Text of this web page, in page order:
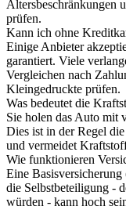
Altersbeschränkungen
prüfen.
Kann ich ohne
Einige Anbieter
garantiert. Viele
Vergleichen nach
Kleingedruckte prüfen.
Was bedeutet die
Sie holen das Auto mit
Dies ist in der Regel
und vermeidet
Wie funktionieren
Eine
die Selbstbeteiligung -
würden - kann hoch